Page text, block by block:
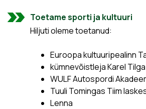
Toetame sporti ja kultuuri
Hiljuti oleme toetanud:
Euroopa kultuuripealinn
kümnevõistleja Karel Tilga
WULF Autospordi
Tuuli Tomingas Tiim
Lenna